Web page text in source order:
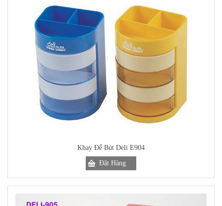
Khay Để Bút Deli E904